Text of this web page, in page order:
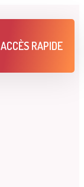
ACCÈS RAPIDE